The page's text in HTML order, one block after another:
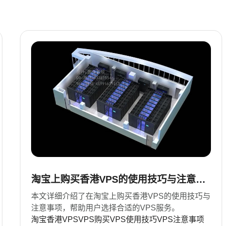
淘宝上购买香港VPS的使用技巧与注意事
项
本文详细介绍了在淘宝上购买香港VPS的使用技巧与
注意事项，帮助用户选择合适的VPS服务。
淘宝香港VPSVPS购买VPS使用技巧VPS注意事项